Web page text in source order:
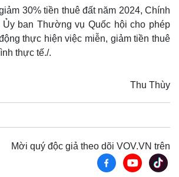
Nhà đẹp
Tình yêu - Gia đình
30% tiền thuê đất năm 2024, Chính
ban Thường vụ Quốc hội cho phép
thực hiện việc miễn, giảm tiền thuê
thực tế./.
Thu Thùy
Mời quý độc giả theo dõi VOV.VN trên